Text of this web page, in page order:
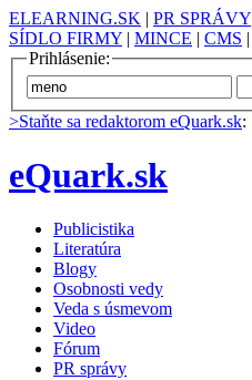
ELEARNING.SK | PR SPRÁVY
SÍDLO FIRMY | MINCE | CMS |
Prihlásenie:
>Staňte sa redaktorom eQuark.sk:
eQuark.sk
Publicistika
Literatúra
Blogy
Osobnosti vedy
Veda s úsmevom
Video
Fórum
PR správy